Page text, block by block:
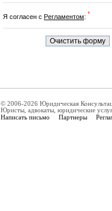
Я согласен с Регламентом: *
© 2006-2026 Юридическая
Юристы, адвокаты, юридические
Написать письмо Партнеры